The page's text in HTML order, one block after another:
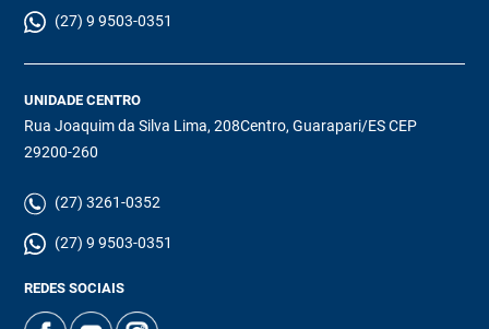
(27) 9 9503-0351
UNIDADE CENTRO
Rua Joaquim da Silva Lima, 208Centro, Guarapari/ES CEP
29200-260
(27) 3261-0352
(27) 9 9503-0351
REDES SOCIAIS